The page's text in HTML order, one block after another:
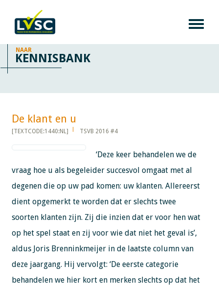
NAAR
KENNISBANK
De klant en u​​​​​​
[TEXTCODE:1440:NL] TSVB 2016 #4
‘Deze keer behandelen we de
vraag hoe u als begeleider succesvol omgaat met al
degenen die op uw pad komen: uw klanten. Allereerst
dient opgemerkt te worden dat er slechts twee
soorten klanten zijn. Zij die inzien dat er voor hen wat
op het spel staat en zij voor wie dat niet het geval is’,
aldus Joris Brenninkmeijer in de laatste column van
deze jaargang. Hij vervolgt: ‘De eerste categorie
behandelen we hier kort en merken slechts op dat het